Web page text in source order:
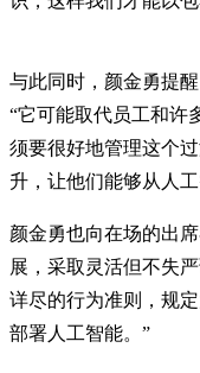
与此同时，颜金勇提
“它可能取代员工和许
须要很好地管理这个
升，让他们能够从人
颜金勇也向在场的出
展，采取灵活但不失
详尽的行为准则，规
部署人工智能。”